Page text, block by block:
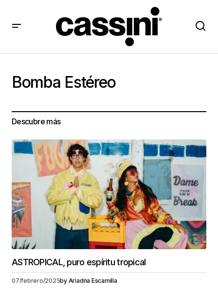
Bomba Estéreo
Descubre más
ASTROPICAL, puro espíritu tropical
07/febrero/2025by Ariadna Escamilla